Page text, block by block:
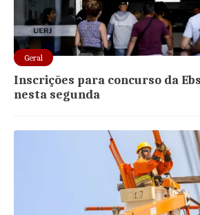
Geral
Inscrições para concurso da
nesta segunda